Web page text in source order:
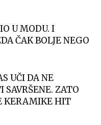
U MODU. I
ČAK BOLJE NEGO
UČI DA NE
ZATO
KERAMIKE HIT